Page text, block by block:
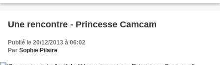
Une rencontre - Princesse Camcam
Publié le 20/12/2013 à 06:02
Par Sophie Pilaire